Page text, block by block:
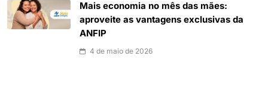
Mais economia no mês das mães:
aproveite as vantagens exclusivas da
ANFIP
4 de maio de 2026